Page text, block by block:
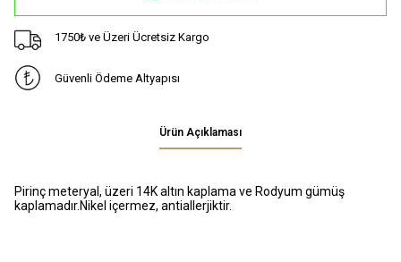
1750₺ ve Üzeri Ücretsiz Kargo
Güvenli Ödeme Altyapısı
Ürün Açıklaması
Pirinç meteryal, üzeri 14K altın kaplama ve Rodyum gümüş
kaplamadır.Nikel içermez, antiallerjiktir.